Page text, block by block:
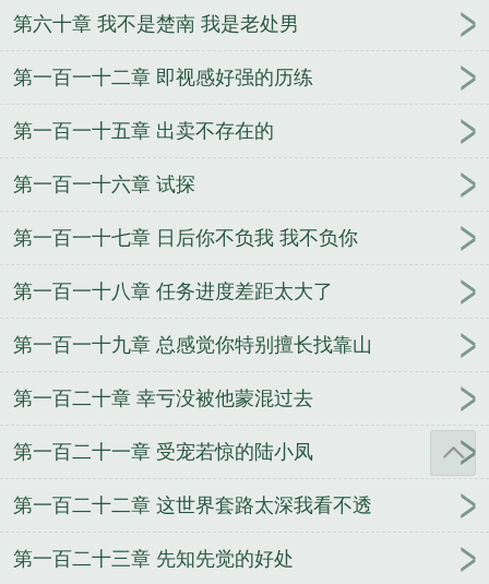
第六十章 我不是楚南 我是老处男
第一百一十二章 即视感好强的历练
第一百一十五章 出卖不存在的
第一百一十六章 试探
第一百一十七章 日后你不负我 我不负你
第一百一十八章 任务进度差距太大了
第一百一十九章 总感觉你特别擅长找靠山
第一百二十章 幸亏没被他蒙混过去
第一百二十一章 受宠若惊的陆小凤
第一百二十二章 这世界套路太深我看不透
第一百二十三章 先知先觉的好处